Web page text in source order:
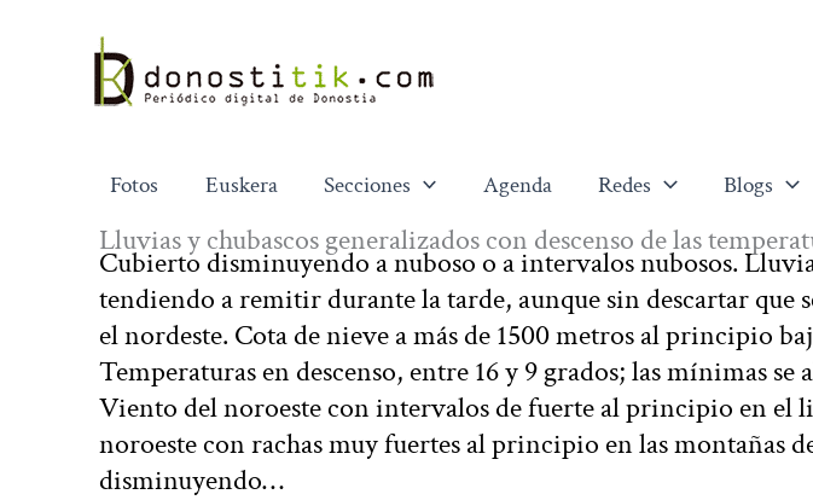
contenido
Fotos Euskera Secciones Agenda Redes Blogs
Lluvias y chubascos generalizados con descenso de las
Cubierto disminuyendo a nuboso o a intervalos nubosos.
tendiendo a remitir durante la tarde, aunque sin descartar que
el nordeste. Cota de nieve a más de 1500 metros al principio
Temperaturas en descenso, entre 16 y 9 grados; las mínimas
Viento del noroeste con intervalos de fuerte al principio en el
noroeste con rachas muy fuertes al principio en las montañas
disminuyendo…